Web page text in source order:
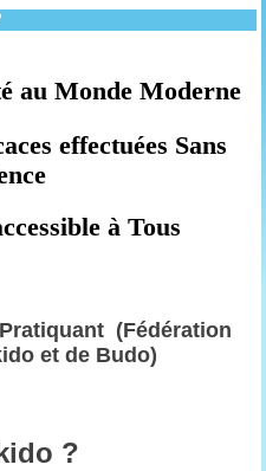
au Monde Moderne
effectuées Sans
à Tous
(Fédération
et de Budo)
?